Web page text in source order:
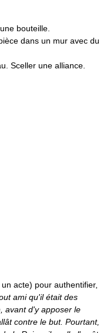
bouteille.
dans un mur avec du
Sceller une alliance.
acte) pour authentifier,
ami qu'il était des
avant d'y apposer le
contre le but. Pourtant,